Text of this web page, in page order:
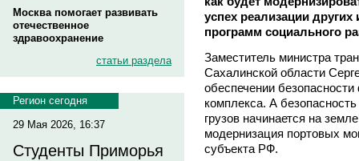
Москва помогает развивать
отечественное
здравоохранение
статьи раздела
Регион сегодня
29 Мая 2026, 16:37
Студенты Приморья
успех реализации
программ социального
Заместитель министра
Сахалинской области
обеспечении
комплекса. А
грузов начинается на
модернизация портовых
субъекта РФ.